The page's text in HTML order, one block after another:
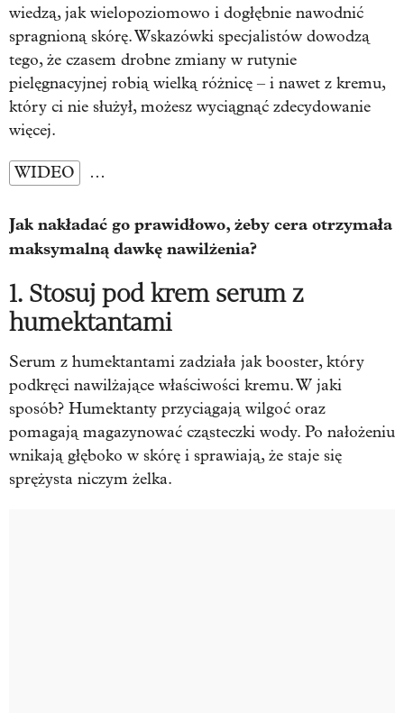
wiedzą, jak wielopoziomowo i dogłębnie nawodnić
spragnioną skórę. Wskazówki specjalistów dowodzą
tego, że czasem drobne zmiany w rutynie
pielęgnacyjnej robią wielką różnicę – i nawet z kremu,
który ci nie służył, możesz wyciągnąć zdecydowanie
więcej.
WIDEO …
Jak nakładać go prawidłowo, żeby cera otrzymała
maksymalną dawkę nawilżenia?
1. Stosuj pod krem serum z
humektantami
Serum z humektantami zadziała jak booster, który
podkręci nawilżające właściwości kremu. W jaki
sposób? Humektanty przyciągają wilgoć oraz
pomagają magazynować cząsteczki wody. Po nałożeniu
wnikają głęboko w skórę i sprawiają, że staje się
sprężysta niczym żelka.